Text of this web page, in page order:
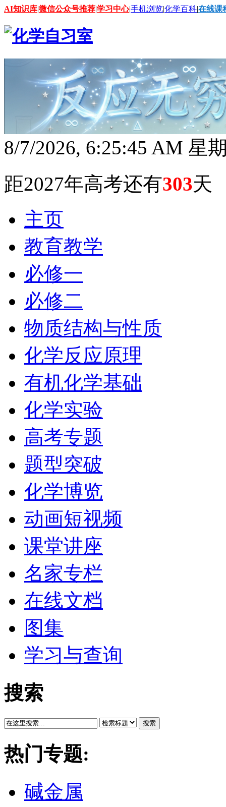
AI知识库|微信公众号推荐|学习中心|手机浏览|化学百科|在线课
8/7/2026, 6:25:46 AM 星
距2027年高考还有303天
主页
教育教学
必修一
必修二
物质结构与性质
化学反应原理
有机化学基础
化学实验
高考专题
题型突破
化学博览
动画短视频
课堂讲座
名家专栏
在线文档
图集
学习与查询
搜索
搜索
热门专题:
碱金属